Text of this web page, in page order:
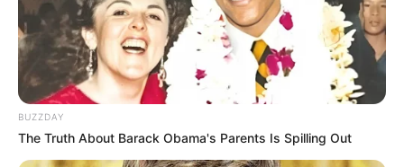
BUZZDAY
The Truth About Barack Obama's Parents Is Spilling Out